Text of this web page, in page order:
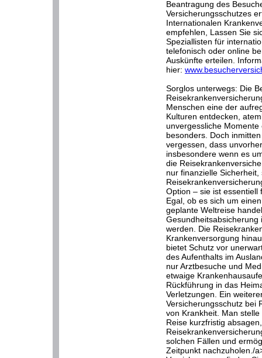
Beantragung des
Versicherungsschutzes
Internationalen
empfehlen, Lassen Sie
Speziallisten für
telefonisch oder online
Auskünfte erteilen.
hier:
Sorglos unterwegs: Die
Menschen eine der
Kulturen entdecken,
unvergessliche
besonders. Doch
vergessen, dass
insbesondere wenn es
die
nur finanzielle
Option – sie ist
Egal, ob es sich um
geplante Weltreise
Gesundheitsabsicherung
werden. Die
Krankenversorgung
bietet Schutz vor
des Aufenthalts im
nur Arztbesuche und
etwaige
Rückführung in das
Verletzungen. Ein
Versicherungsschutz bei
von Krankheit. Man
Reise kurzfristig
solchen Fällen und
Zeitpunkt nachzuholen./